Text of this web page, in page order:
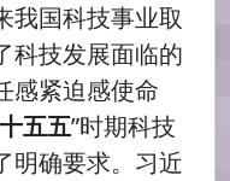
我国科技事业取
科技发展面临的
感紧迫感使命
十五五”时期科技
明确要求。习近